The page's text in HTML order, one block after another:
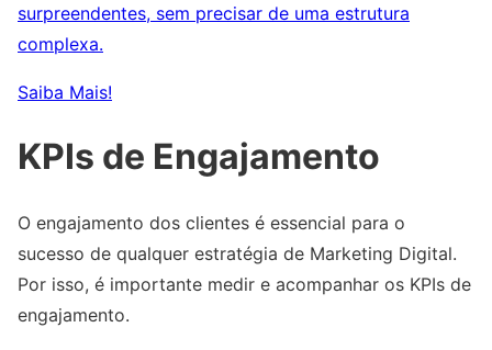
surpreendentes, sem precisar de uma estrutura
complexa.
Saiba Mais!
KPIs de Engajamento
O engajamento dos clientes é essencial para o
sucesso de qualquer estratégia de Marketing Digital.
Por isso, é importante medir e acompanhar os KPIs de
engajamento.